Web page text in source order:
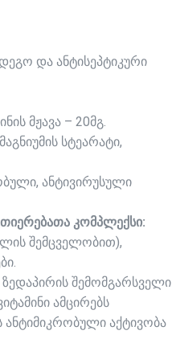
და ანტისეპტიკური
მჟავა – 20მგ.
სტეარატი,
ანტივირუსული
კომპლექსი:
შემცველობით),
შემომგარსველი
ამცირებს
აქტივობა